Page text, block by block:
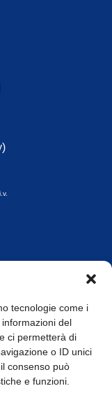
tecnologie come i
del
ci permetterà di
o ID unici
consenso può
e funzioni.